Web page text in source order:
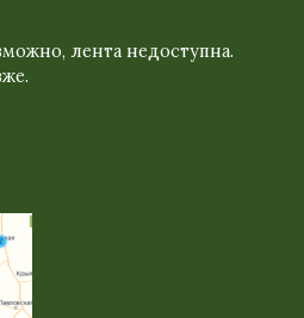
лента недоступна.